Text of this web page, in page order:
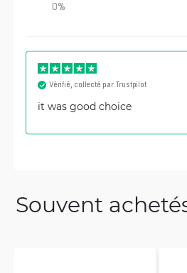
0%
Vérifié, collecté par Trustpilot
it was good choice
Souvent